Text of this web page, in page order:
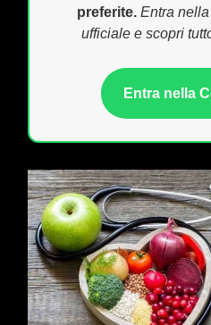
preferite. Entra
ufficiale e scopri
Entra nella